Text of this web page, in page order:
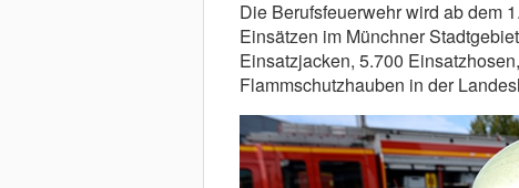
Die Berufsfeuerwehr wird ab dem
Einsätzen im Münchner
Einsatzjacken, 5.700
Flammschutzhauben in der